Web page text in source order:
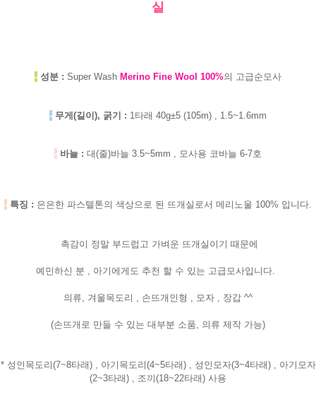
실
- 성분 : Super Wash Merino Fine Wool 100%의 고급순모사
- 무게(길이), 굵기 : 1타래 40g±5 (105m) , 1.5~1.6mm
- 바늘 : 대(줄)바늘 3.5~5mm , 모사용 코바늘 6-7호
- 특징 : 은은한 파스텔톤의 색상으로 된 뜨개실로서 메리노울 100% 입니다.
촉감이 정말 부드럽고 가벼운 뜨개실이기 때문에
예민하신 분 , 아기에게도 추천 할 수 있는 고급모사입니다.
의류, 겨울목도리 , 손뜨개인형 , 모자 , 장갑 ^^
(손뜨개로 만들 수 있는 대부분 소품, 의류 제작 가능)
* 성인목도리(7~8타래) , 아기목도리(4~5타래) , 성인모자(3~4타래) , 아기모자
(2~3타래) , 조끼(18~22타래) 사용